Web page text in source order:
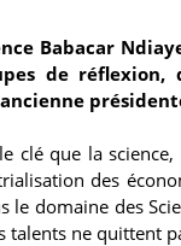
Babacar
de
clé que la
des
le domaine des
ne quittent